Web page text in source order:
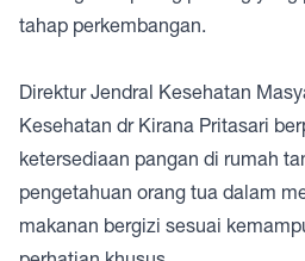
tahap perkembangan.
Direktur Jendral Kesehatan
Kesehatan dr Kirana Pritasari
ketersediaan pangan di rumah
pengetahuan orang tua dalam
makanan bergizi sesuai